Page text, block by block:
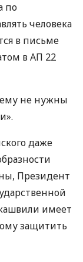
по
человека
в письме
в АП 22
не нужны
даже
Президент
имеет
защитить